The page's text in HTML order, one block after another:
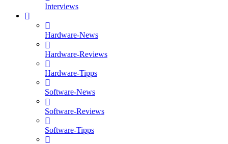
Interviews
Hardware-News
Hardware-Reviews
Hardware-Tipps
Software-News
Software-Reviews
Software-Tipps